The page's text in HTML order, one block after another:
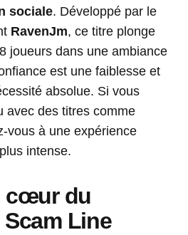
sociale. Développé par le
RavenJm, ce titre plonge
joueurs dans une ambiance
est une faiblesse et
absolue. Si vous
avec des titres comme
vous à une expérience
intense.
cœur du
Line